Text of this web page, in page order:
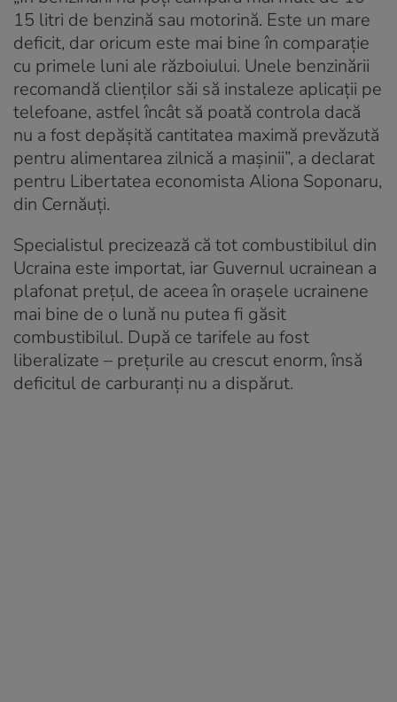
15 litri de benzină sau motorină. Este un mare
deficit, dar oricum este mai bine în comparație
cu primele luni ale războiului. Unele benzinării
recomandă clienților săi să instaleze aplicații pe
telefoane, astfel încât să poată controla dacă
nu a fost depășită cantitatea maximă prevăzută
pentru alimentarea zilnică a mașinii”, a declarat
pentru Libertatea economista Aliona Soponaru,
din Cernăuți.
Specialistul precizează că tot combustibilul din
Ucraina este importat, iar Guvernul ucrainean a
plafonat prețul, de aceea în orașele ucrainene
mai bine de o lună nu putea fi găsit
combustibilul. După ce tarifele au fost
liberalizate – prețurile au crescut enorm, însă
deficitul de carburanți nu a dispărut.